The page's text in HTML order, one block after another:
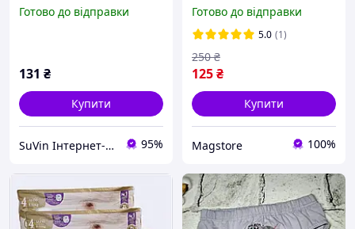
(об'єм 80-100 см) стильні,
Готово до відправки
131 ₴
Купити
SuVin Інтернет-магазин 95%
хлопчиків навчання
горщика
Готово до відправки
5.0 (1)
125₴
250 ₴
Купити
Magstore 100%